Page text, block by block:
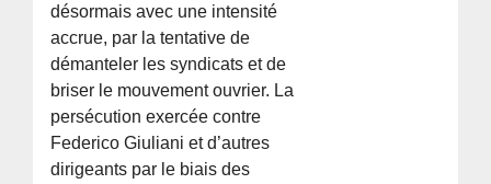
désormais avec une intensité
accrue, par la tentative de
démanteler les syndicats et de
briser le mouvement ouvrier. La
persécution exercée contre
Federico Giuliani et d’autres
dirigeants par le biais des